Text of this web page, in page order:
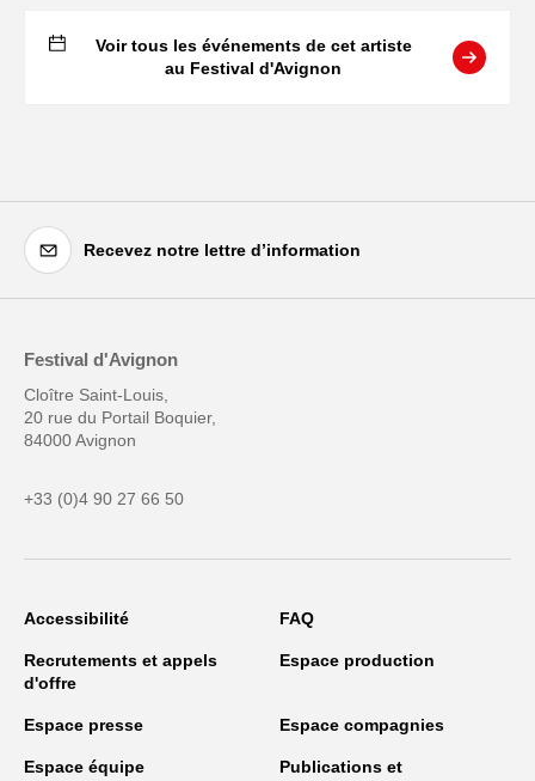
Voir tous les événements de cet artiste
au Festival d'Avignon
Recevez notre lettre d’information
Festival d'Avignon
Cloître Saint-Louis,
20 rue du Portail Boquier,
84000 Avignon
+33 (0)4 90 27 66 50
Accessibilité FAQ
Recrutements et appels
d'offre
Espace production
Espace presse Espace compagnies
Espace équipe
Publications et